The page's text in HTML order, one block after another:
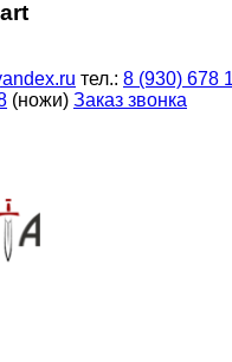
тел.: 8 (930) 678
(ножи) Заказ звонка